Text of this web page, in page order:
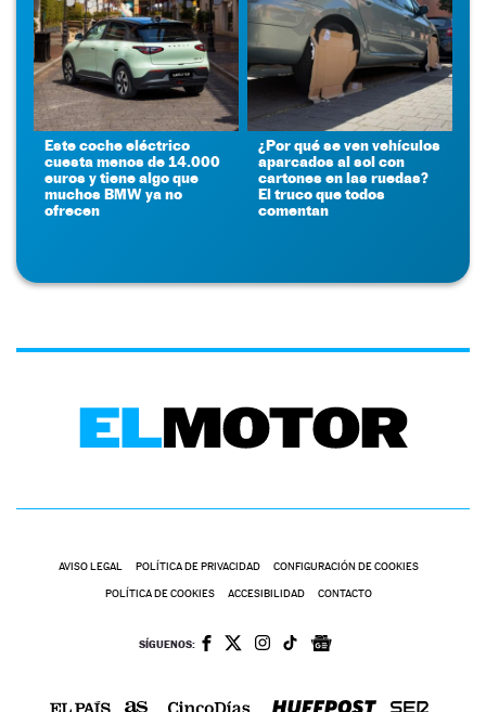
Este coche eléctrico
cuesta menos de 14.000
euros y tiene algo que
muchos BMW ya no
ofrecen
¿Por qué se ven vehículos
aparcados al sol con
cartones en las ruedas?
El truco que todos
comentan
AVISO LEGAL POLÍTICA DE PRIVACIDAD CONFIGURACIÓN DE COOKIES
POLÍTICA DE COOKIES ACCESIBILIDAD CONTACTO
SÍGUENOS: